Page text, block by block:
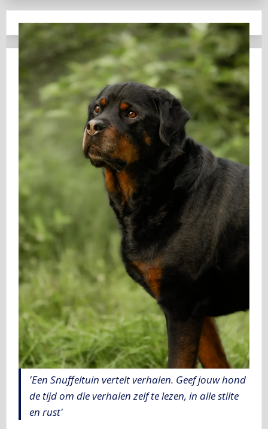
'Een Snuffeltuin vertelt verhalen. Geef jouw hond
de tijd om die verhalen zelf te lezen, in alle stilte
en rust'